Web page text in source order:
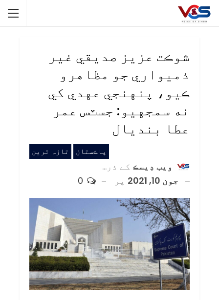
شوڪت عزيز صديقي غير
ذميواري جو مظاهرو
ڪيو، پنهنجي عهدي کي
نه سمجهيو: جسٽس عمر
عطا بنديال
پاڪستان تازہ ترین
ويب ڊيسڪ کے ذریعہ
جون 10, 2021
پر